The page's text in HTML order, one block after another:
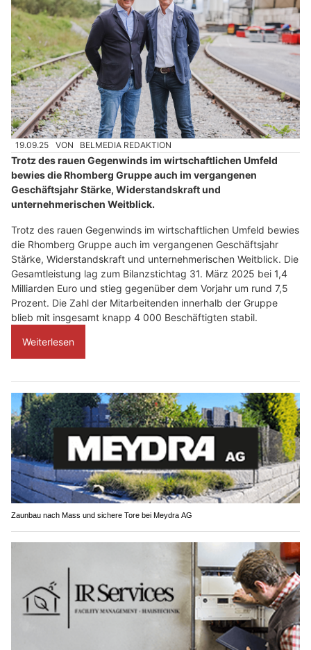
19.09.25 VON BELMEDIA REDAKTION
Trotz des rauen Gegenwinds im wirtschaftlichen Umfeld
bewies die Rhomberg Gruppe auch im vergangenen
Geschäftsjahr Stärke, Widerstandskraft und
unternehmerischen Weitblick.
Trotz des rauen Gegenwinds im wirtschaftlichen Umfeld bewies
die Rhomberg Gruppe auch im vergangenen Geschäftsjahr
Stärke, Widerstandskraft und unternehmerischen Weitblick. Die
Gesamtleistung lag zum Bilanzstichtag 31. März 2025 bei 1,4
Milliarden Euro und stieg gegenüber dem Vorjahr um rund 7,5
Prozent. Die Zahl der Mitarbeitenden innerhalb der Gruppe
blieb mit insgesamt knapp 4 000 Beschäftigten stabil.
Weiterlesen
Zaunbau nach Mass und sichere Tore bei Meydra AG